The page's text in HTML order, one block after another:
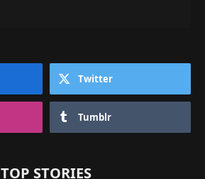
Twitter
Tumblr
TOP STORIES